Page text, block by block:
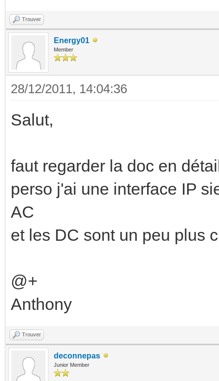
Trouver
Energy01
Member
28/12/2011, 14:04:36
Salut,
faut regarder la doc en
perso j'ai une interface IP
AC
et les DC sont un peu plus
@+
Anthony
Trouver
deconnepas
Junior Member